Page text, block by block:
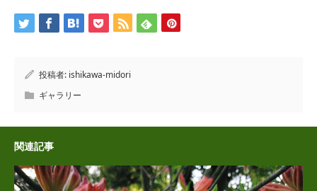
投稿者: ishikawa-midori
ギャラリー
関連記事